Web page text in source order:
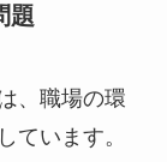
題
、職場の環
ています。